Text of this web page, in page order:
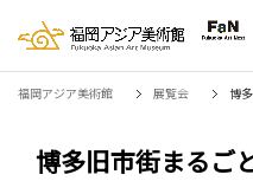
福岡アジア美術館 展覧会 博
博多旧市街まるご